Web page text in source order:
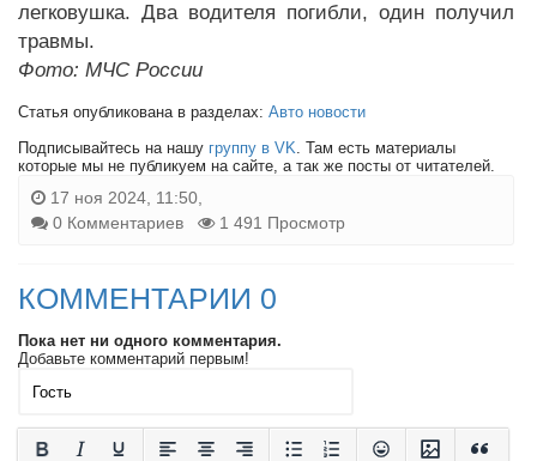
легковушка. Два водителя погибли, один получил
травмы.
Фото: МЧС России
Статья опубликована в разделах: Авто новости
Подписывайтесь на нашу группу в VK. Там есть материалы
которые мы не публикуем на сайте, а так же посты от читателей.
17 ноя 2024, 11:50,
0 Комментариев
1 491 Просмотр
КОММЕНТАРИИ 0
Пока нет ни одного комментария.
Добавьте комментарий первым!